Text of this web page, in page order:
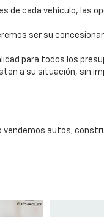
de cada vehículo, las
ser su
para todos los
a su situación, sin
vendemos autos;